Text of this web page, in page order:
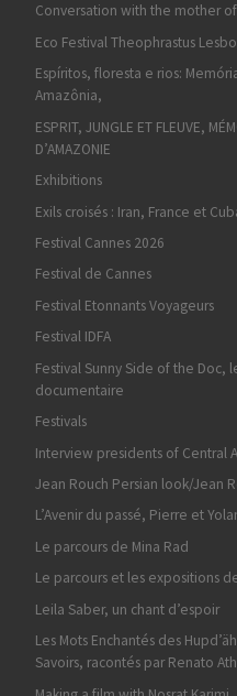
Conversation with the mother
Eco Festival Theophrastus
Espíritos, floresta e rios:
Amazônia,
ESPRIT, JUNGLE ET FLEUVE,
D’AMAZONIE
Exhibitions
Exils croisés : Iran, France et
Festival Cannes 2026
Festival de Cannes
Festival Etonnants Voyageurs
Festival IDFA
Festival Sunny Side of the Doc,
documentaire
Festivals
Interview presidents of Central
Jean Rouch Persian look/Jean
L’Avenir du passé, Pierre et
Le parcours de Mina Rad
Le parcours et les expositions
Leila Saber, un chant d’espoir
Les Mots Enchantés des
Savoirs, racontés par Renato